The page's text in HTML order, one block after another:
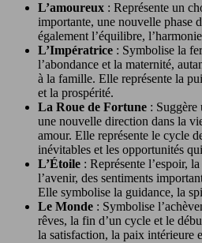
L’amoureux : Représente un
importante, une nouvelle phase
également l’équilibre,
L’Impératrice : Symbolise la
l’abondance et la maternité,
à la famille. Elle représente la
et la prospérité.
La Roue de Fortune : Suggère
une nouvelle direction dans la
amour. Elle représente le cycle
inévitables et les opportunités
L’Étoile : Représente l’espoir,
l’avenir, des sentiments
Elle symbolise la guidance, la
Le Monde : Symbolise
rêves, la fin d’un cycle et le
la satisfaction, la paix intérieure